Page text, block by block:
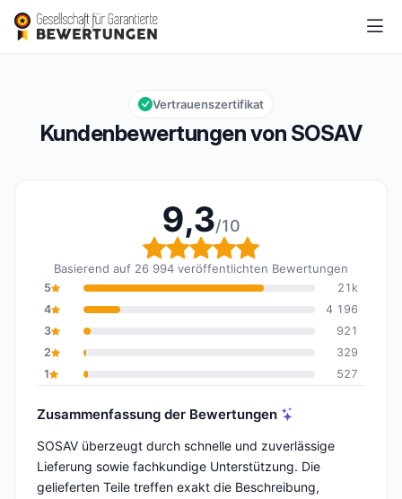
SOSAV
Gesamtbewertung: 9,3 von 10
9,3/10
Kundenbewertungen von SOSAV
Vertrauenszertifikat
9,3/10
Gesamtbewertung: 9,3
Basierend auf 26 994 veröffentlichten Bewertungen
5
21k
4
4 196
3
921
2
329
1
527
Zusammenfassung der Bewertungen
SOSAV überzeugt durch schnelle und zuverlässige
Lieferung sowie fachkundige Unterstützung. Die
gelieferten Teile treffen exakt die Beschreibung,